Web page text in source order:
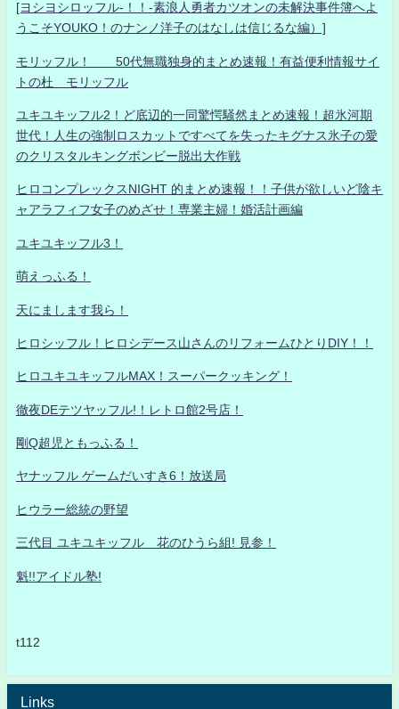
[ヨシヨシロッフル-！！-素浪人勇者カツオンの未解決事件簿へよ
うこそYOUKO！のナンノ洋子のはなしは信じるな編）]
モリッフル！ 50代無職独身的まとめ速報！有益便利情報サイ
トの杜 モリッフル
ユキユキッフル2！ど底辺的一同驚愕騒然まとめ速報！超氷河期
世代！人生の強制ロスカットですべてを失ったキグナス氷子の愛
のクリスタルキングボンビー脱出大作戦
ヒロコンプレックスNIGHT 的まとめ速報！！子供が欲しいど陰キ
ャアラフィフ女子のめざせ！専業主婦！婚活計画編
ユキユキッフル3！
萌えっふる！
天にまします我ら！
ヒロシッフル！ヒロシデース山さんのリフォームひとりDIY！！
ヒロユキユキッフルMAX！スーパークッキング！
徹夜DEテツヤッフル!！レトロ館2号店！
剛Q超児ともっふる！
ヤナッフル ゲームだいすき6！放送局
ヒウラー総統の野望
三代目 ユキユキッフル 花のひうら組! 見参！
魁!!アイドル塾!
t112
Links